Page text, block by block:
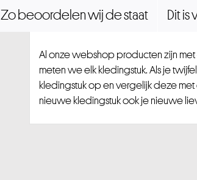
Zo beoordelen wij de staat Dit is
Al onze webshop producten zijn
meten we elk kledingstuk. Als je
kledingstuk op en vergelijk deze
nieuwe kledingstuk ook je nieuwe